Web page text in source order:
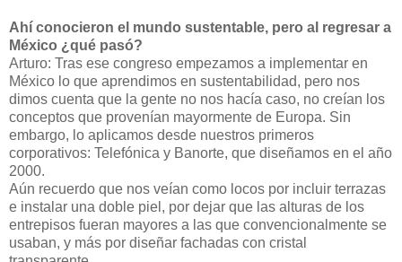
Ahí conocieron el mundo sustentable, pero al regresar a
México ¿qué pasó?
Arturo: Tras ese congreso empezamos a implementar en
México lo que aprendimos en sustentabilidad, pero nos
dimos cuenta que la gente no nos hacía caso, no creían los
conceptos que provenían mayormente de Europa. Sin
embargo, lo aplicamos desde nuestros primeros
corporativos: Telefónica y Banorte, que diseñamos en el año
2000.
Aún recuerdo que nos veían como locos por incluir terrazas
e instalar una doble piel, por dejar que las alturas de los
entrepisos fueran mayores a las que convencionalmente se
usaban, y más por diseñar fachadas con cristal